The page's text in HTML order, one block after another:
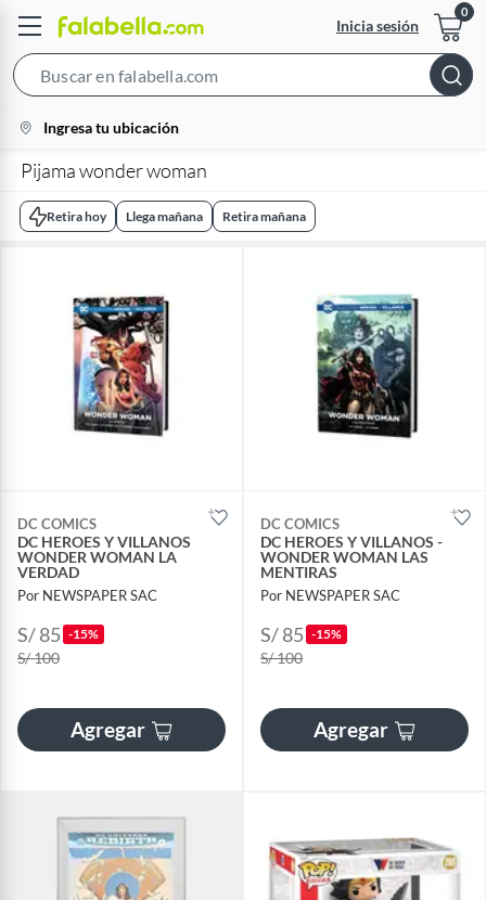
Inicia sesión
Bar
location-
icon
Ingresa tu ubicación
Pijama wonder woman
Retira hoy Llega mañana Retira mañana
DC COMICS
DC HEROES Y VILLANOS
WONDER WOMAN LA
VERDAD
Por NEWSPAPER SAC
S/ 85 -15%
S/ 100
Agregar
DC COMICS
DC HEROES Y VILLANOS -
WONDER WOMAN LAS
MENTIRAS
Por NEWSPAPER SAC
S/ 85 -15%
S/ 100
Agregar